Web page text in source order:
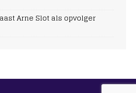
Arne Slot als opvolger